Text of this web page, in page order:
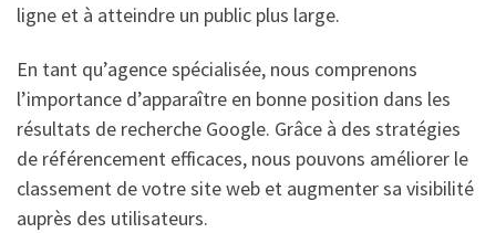
ligne et à atteindre un public plus large.
En tant qu’agence spécialisée, nous comprenons
l’importance d’apparaître en bonne position dans les
résultats de recherche Google. Grâce à des stratégies
de référencement efficaces, nous pouvons améliorer le
classement de votre site web et augmenter sa visibilité
auprès des utilisateurs.